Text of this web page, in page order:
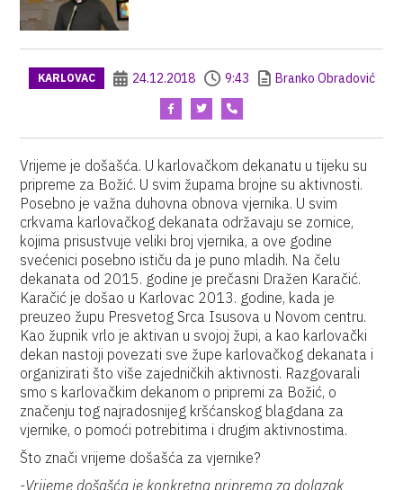
KARLOVAC 24.12.2018 9:43 Branko Obradović
Vrijeme je došašća. U karlovačkom dekanatu u tijeku su
pripreme za Božić. U svim župama brojne su aktivnosti.
Posebno je važna duhovna obnova vjernika. U svim
crkvama karlovačkog dekanata održavaju se zornice,
kojima prisustvuje veliki broj vjernika, a ove godine
svećenici posebno ističu da je puno mladih. Na čelu
dekanata od 2015. godine je prečasni Dražen Karačić.
Karačić je došao u Karlovac 2013. godine, kada je
preuzeo župu Presvetog Srca Isusova u Novom centru.
Kao župnik vrlo je aktivan u svojoj župi, a kao karlovački
dekan nastoji povezati sve župe karlovačkog dekanata i
organizirati što više zajedničkih aktivnosti. Razgovarali
smo s karlovačkim dekanom o pripremi za Božić, o
značenju tog najradosnijeg kršćanskog blagdana za
vjernike, o pomoći potrebitima i drugim aktivnostima.
Što znači vrijeme došašća za vjernike?
-Vrijeme došašća je konkretna priprema za dolazak